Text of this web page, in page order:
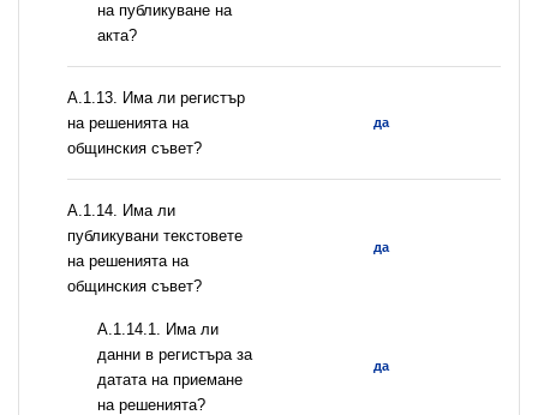
на публикуване на
акта?
А.1.13. Има ли регистър
на решенията на
общинския съвет?
да
А.1.14. Има ли
публикувани текстовете
на решенията на
общинския съвет?
да
A.1.14.1. Има ли
данни в регистъра за
датата на приемане
на решенията?
да